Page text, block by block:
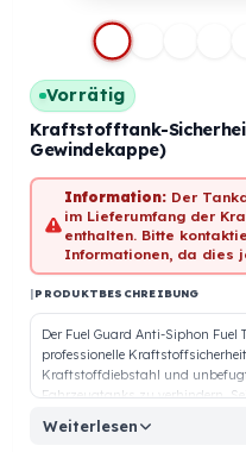
Vorrätig
Kraftstofftank-
Gewindekappe)
Information:Der
im Lieferumfang der
enthalten. Bitte
Informationen, da
PRODUKTBESCHREIBUNG